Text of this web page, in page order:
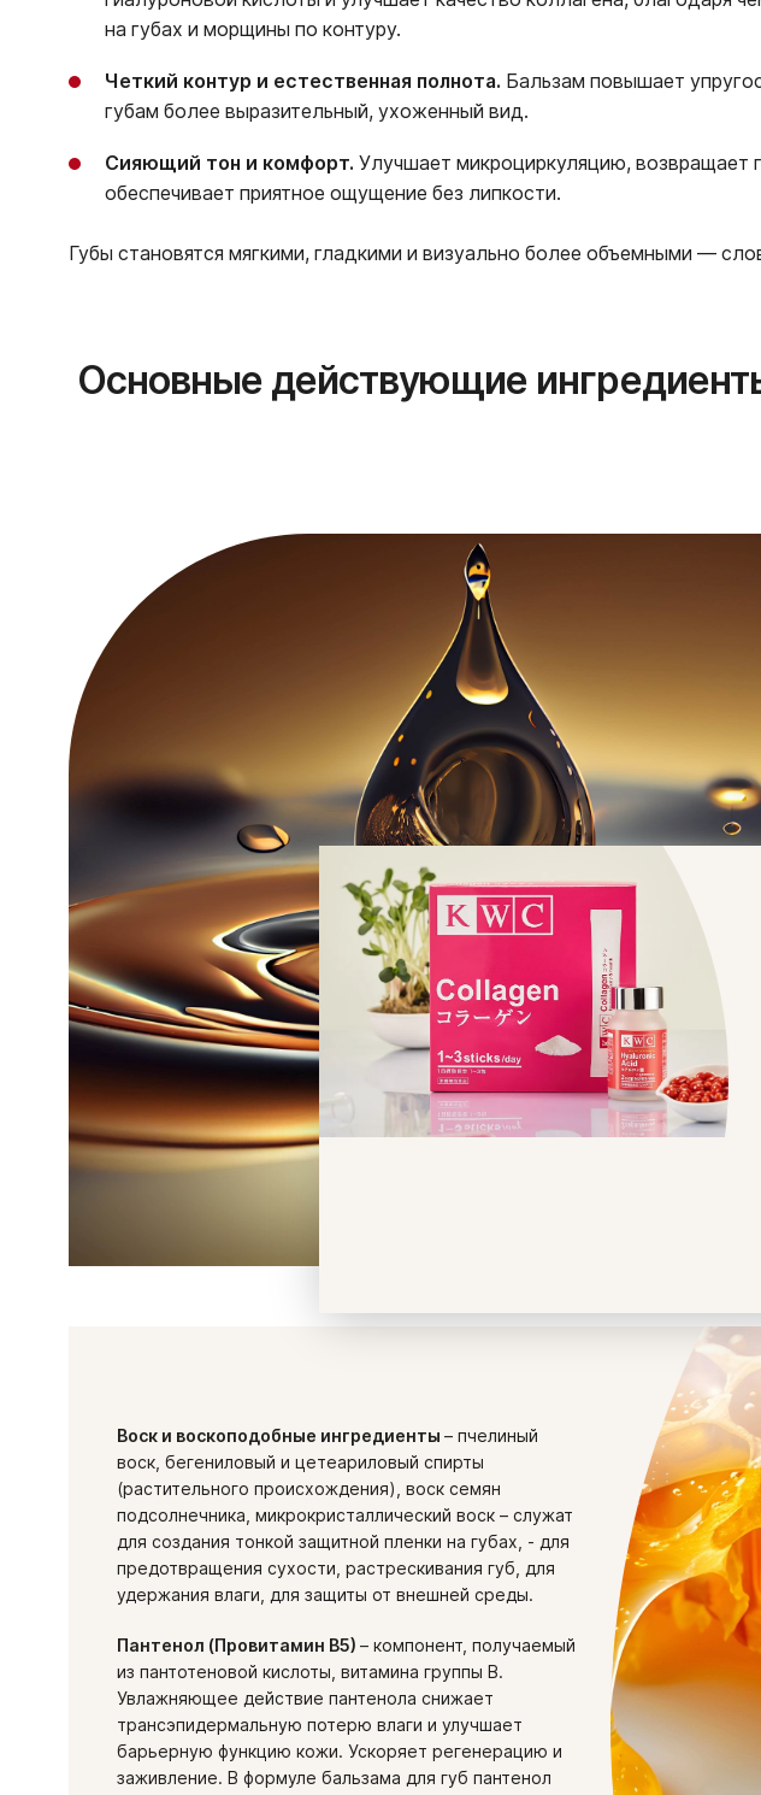
на губах и морщины по контуру.
Четкий контур и естественная полнота. Бальзам повышает
губам более выразительный, ухоженный вид.
Сияющий тон и комфорт. Улучшает микроциркуляцию, возвращает
обеспечивает приятное ощущение без липкости.
Губы становятся мягкими, гладкими и визуально более объемными —
Основные действующие
Воск и воскоподобные ингредиенты – пчелиный
воск, бегениловый и цетеариловый спирты
(растительного происхождения), воск семян
подсолнечника, микрокристаллический воск – служат
для создания тонкой защитной пленки на губах, - для
предотвращения сухости, растрескивания губ, для
удержания влаги, для защиты от внешней среды.
Пантенол (Провитамин В5) – компонент, получаемый
из пантотеновой кислоты, витамина группы В.
Увлажняющее действие пантенола снижает
трансэпидермальную потерю влаги и улучшает
барьерную функцию кожи. Ускоряет регенерацию и
заживление. В формуле бальзама для губ пантенол